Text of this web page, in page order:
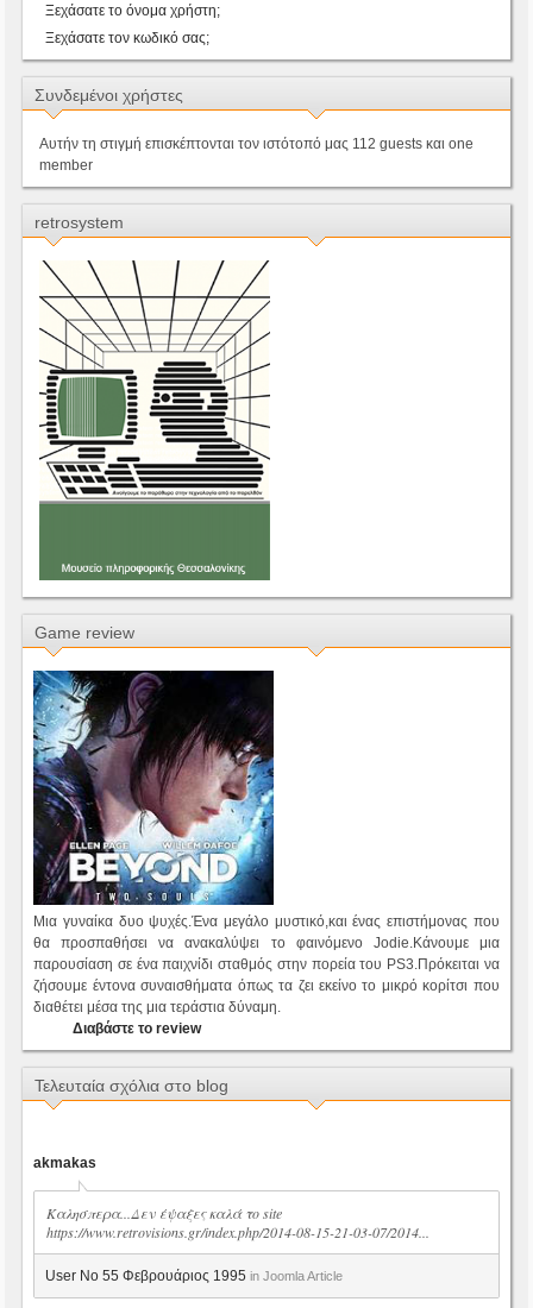
Ξεχάσατε το όνομα χρήστη;
Ξεχάσατε τον κωδικό σας;
Συνδεμένοι χρήστες
Αυτήν τη στιγμή επισκέπτονται τον ιστότοπό μας 112 guests και one
member
retrosystem
Game review
Μια γυναίκα δυο ψυχές.Ένα μεγάλο μυστικό,και ένας επιστήμονας που
θα προσπαθήσει να ανακαλύψει το φαινόμενο Jodie.Κάνουμε μια
παρουσίαση σε ένα παιχνίδι σταθμός στην πορεία του PS3.Πρόκειται να
ζήσουμε έντονα συναισθήματα όπως τα ζει εκείνο το μικρό κορίτσι που
διαθέτει μέσα της μια τεράστια δύναμη.
Διαβάστε το review
Τελευταία σχόλια στο blog
akmakas
Καλησπερα...Δεν έψαξες καλά το site
https://www.retrovisions.gr/index.php/2014-08-15-21-03-07/2014...
User No 55 Φεβρουάριος 1995 in Joomla Article